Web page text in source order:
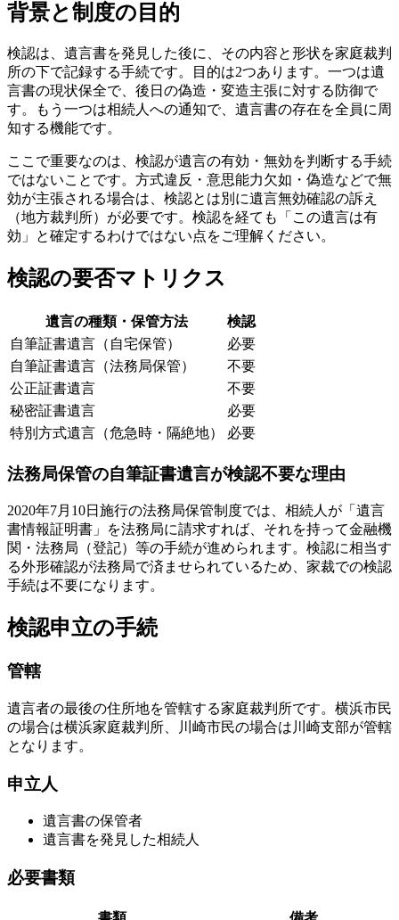
背景と制度の目的
検認は、遺言書を発見した後に、その内容と形状を家庭裁判
所の下で記録する手続です。目的は2つあります。一つは遺
言書の現状保全で、後日の偽造・変造主張に対する防御で
す。もう一つは相続人への通知で、遺言書の存在を全員に周
知する機能です。
ここで重要なのは、検認が遺言の有効・無効を判断する手続
ではないことです。方式違反・意思能力欠如・偽造などで無
効が主張される場合は、検認とは別に遺言無効確認の訴え
（地方裁判所）が必要です。検認を経ても「この遺言は有
効」と確定するわけではない点をご理解ください。
検認の要否マトリクス
遺言の種類・保管方法
検認
自筆証書遺言（自宅保管）
必要
自筆証書遺言（法務局保管）
不要
公正証書遺言
不要
秘密証書遺言
必要
特別方式遺言（危急時・隔絶地）
必要
法務局保管の自筆証書遺言が検認不要な理由
2020年7月10日施行の法務局保管制度では、相続人が「遺言
書情報証明書」を法務局に請求すれば、それを持って金融機
関・法務局（登記）等の手続が進められます。検認に相当す
る外形確認が法務局で済ませられているため、家裁での検認
手続は不要になります。
検認申立の手続
管轄
遺言者の最後の住所地を管轄する家庭裁判所です。横浜市民
の場合は横浜家庭裁判所、川崎市民の場合は川崎支部が管轄
となります。
申立人
遺言書の保管者
遺言書を発見した相続人
必要書類